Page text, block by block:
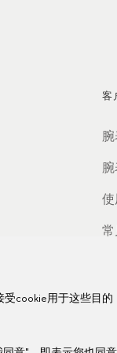
客
使
常
cookie用于这些目的